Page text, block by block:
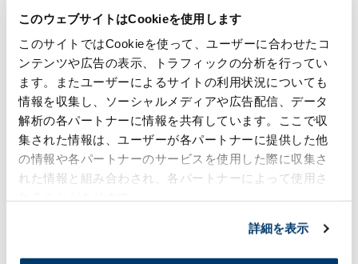
このウェブサイトはCookieを使用します
このサイトではCookieを使って、ユーザーに合わせたコ
ンテンツや広告の表示、トラフィックの分析を行ってい
ます。またユーザーによるサイトの利用状況についても
情報を収集し、ソーシャルメディアや広告配信、データ
解析の各パートナーに情報を共有しています。ここで収
集された情報は、ユーザーが各パートナーに提供した他
の情報や各パートナーのサービスを使用した際に収集さ
れた情報と組み合わされ、各パートナーによって使用さ
詳細を表示
森六社員の車いすテニス 城
智哉選手がカザフスタンの
大会で準優勝！
2025年6月10日
ダイバーシティ
#D&I #スポーツ支援
の両立支援サービス 『わか